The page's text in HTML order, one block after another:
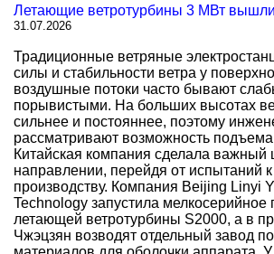
Летающие ветротурбины 3 МВт
31.07.2026
Традиционные ветряные
силы и стабильности ветра у
воздушные потоки часто бывают
порывистыми. На больших высотах
сильнее и постояннее, поэтому
рассматривают возможность подъема
Китайская компания сделала важный
направлении, перейдя от испытаний
производству. Компания Beijing Linyi
Technology запустила мелкосерийное
летающей ветротурбины S2000, а в
Чжэцзян возводят отдельный завод